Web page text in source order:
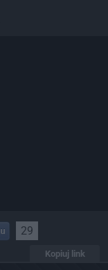
29
Kopiuj link